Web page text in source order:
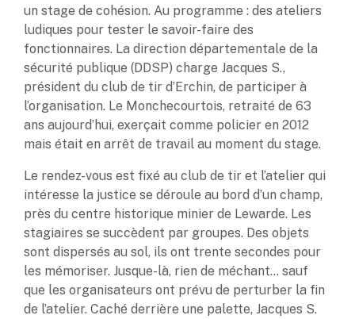
un stage de cohésion. Au programme : des ateliers
ludiques pour tester le savoir-faire des
fonctionnaires. La direction départementale de la
sécurité publique (DDSP) charge Jacques S.,
président du club de tir d’Erchin, de participer à
l’organisation. Le Monchecourtois, retraité de 63
ans aujourd’hui, exerçait comme policier en 2012
mais était en arrêt de travail au moment du stage.
Le rendez-vous est fixé au club de tir et l’atelier qui
intéresse la justice se déroule au bord d’un champ,
près du centre historique minier de Lewarde. Les
stagiaires se succèdent par groupes. Des objets
sont dispersés au sol, ils ont trente secondes pour
les mémoriser. Jusque-là, rien de méchant… sauf
que les organisateurs ont prévu de perturber la fin
de l’atelier. Caché derrière une palette, Jacques S.